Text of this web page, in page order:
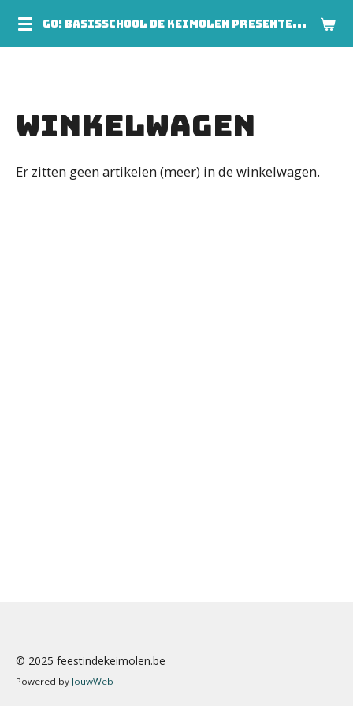
Ga
hoofdinhoud
GO! BASISSCHOOL DE KEIMOLEN PRESENTEERT
Winkelwagen
Er zitten geen artikelen (meer) in de winkelwagen.
© 2025 feestindekeimolen.be
Powered by JouwWeb